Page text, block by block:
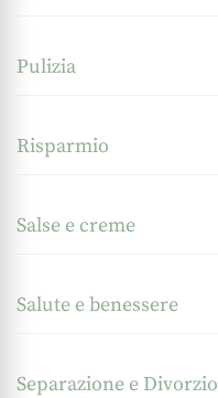
Pulizia
Risparmio
Salse e creme
Salute e benessere
Separazione e Divorzio